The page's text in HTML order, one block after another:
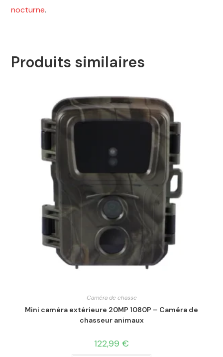
nocturne.
Produits similaires
Caméra de chasse
Mini caméra extérieure 20MP 1080P – Caméra de
chasseur animaux
122,99 €